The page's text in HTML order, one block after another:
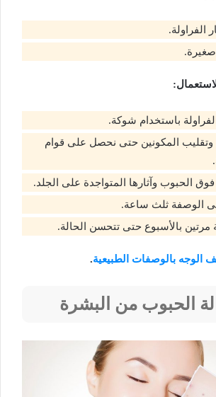
الفراولة.
باستخدام شوكة.
المكونين حتى نحصل على قوام
الحبوب وآثارها المتواجدة على الجلد.
الوصفة ثلث ساعة.
مرتين بالأسبوع حتى تتحسن الحالة.
الوجه بالوصفات الطبيعية.
الحبوب من البشرة